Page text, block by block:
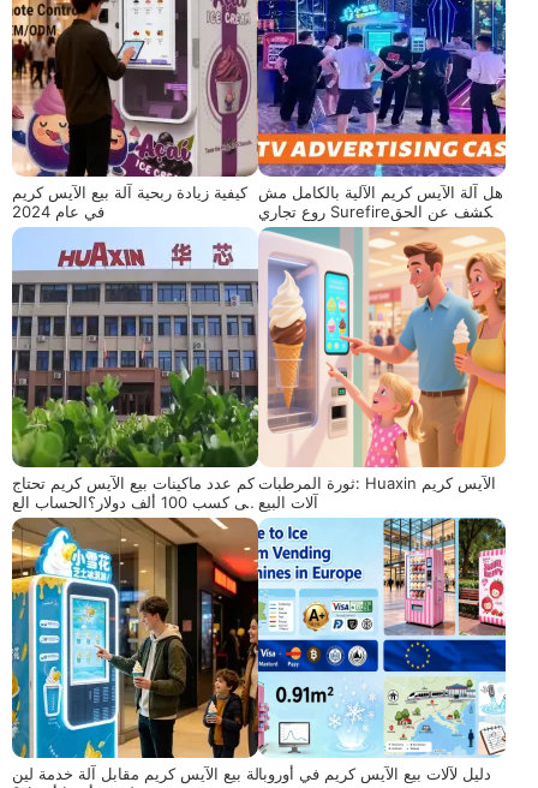
كيفية زيادة ربحية آلة بيع الآيس كريم
في عام 2024
هل آلة الآيس كريم الآلية بالكامل مش
روع تجاري Surefire؟يكشف عن الحق
يقة
كم عدد ماكينات بيع الآيس كريم تحتاج
إلى كسب 100 ألف دولار؟الحساب الع
لمي ودليل التشغيل
ثورة المرطبات: Huaxin الآيس كريم
آلات البيع
آلة بيع الآيس كريم مقابل آلة خدمة ليندليل لآلات بيع الآيس كريم في أوروبا